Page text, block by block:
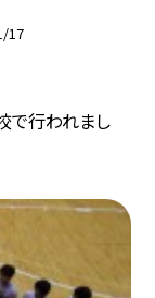
17
で行われまし